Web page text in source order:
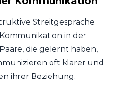
Streitgespräche
in der
die gelernt haben,
oft klarer und
ihrer Beziehung.